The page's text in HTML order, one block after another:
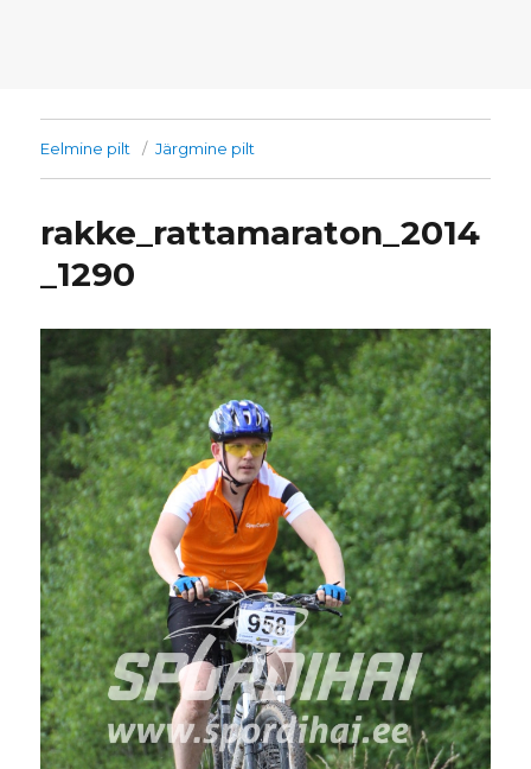
Eelmine pilt Järgmine pilt
rakke_rattamaraton_2014
_1290